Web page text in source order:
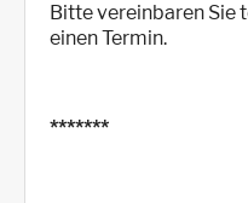
Bitte vereinbaren Sie
einen Termin.
*******